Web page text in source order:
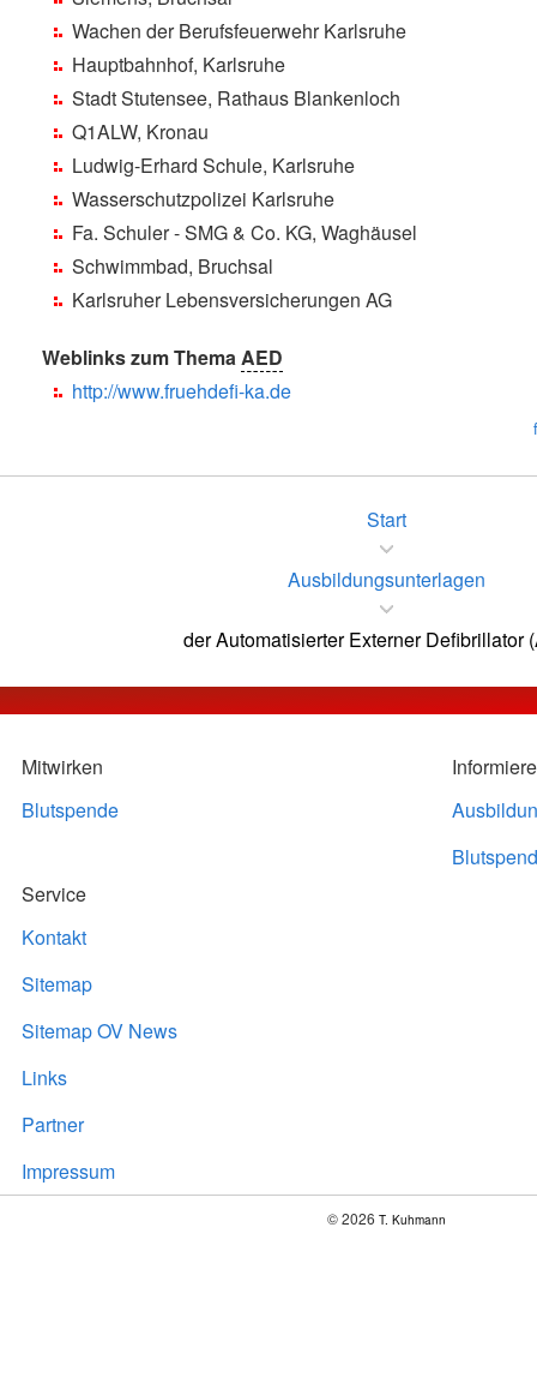
Wachen der Berufsfeuerwehr Karlsruhe
Hauptbahnhof, Karlsruhe
Stadt Stutensee, Rathaus Blankenloch
Q1ALW, Kronau
Ludwig-Erhard Schule, Karlsruhe
Wasserschutzpolizei Karlsruhe
Fa. Schuler - SMG & Co. KG, Waghäusel
Schwimmbad, Bruchsal
Karlsruher Lebensversicherungen AG
Weblinks zum ThemaAED
http://www.fruehdefi-ka.de
Start
Ausbildungsunterlagen
der Automatisierter Externer Defibrillator
Mitwirken
Blutspende
Service
Kontakt
Sitemap
Sitemap OV News
Links
Partner
Impressum
© 2026 T. Kuhmann